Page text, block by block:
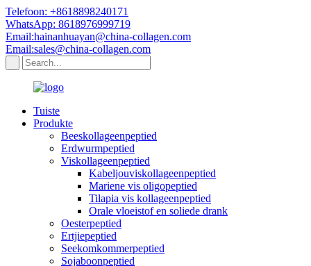
Telefoon: +8618898240171
WhatsApp: 8618976999719
Email:hainanhuayan@china-collagen.com
Email:sales@china-collagen.com
Tuiste
Produkte
Beeskollageenpeptied
Erdwurmpeptied
Viskollageenpeptied
Kabeljouviskollageenpeptied
Mariene vis oligopeptied
Tilapia vis kollageenpeptied
Orale vloeistof en soliede drank
Oesterpeptied
Ertjiepeptied
Seekomkommerpeptied
Sojaboonpeptied